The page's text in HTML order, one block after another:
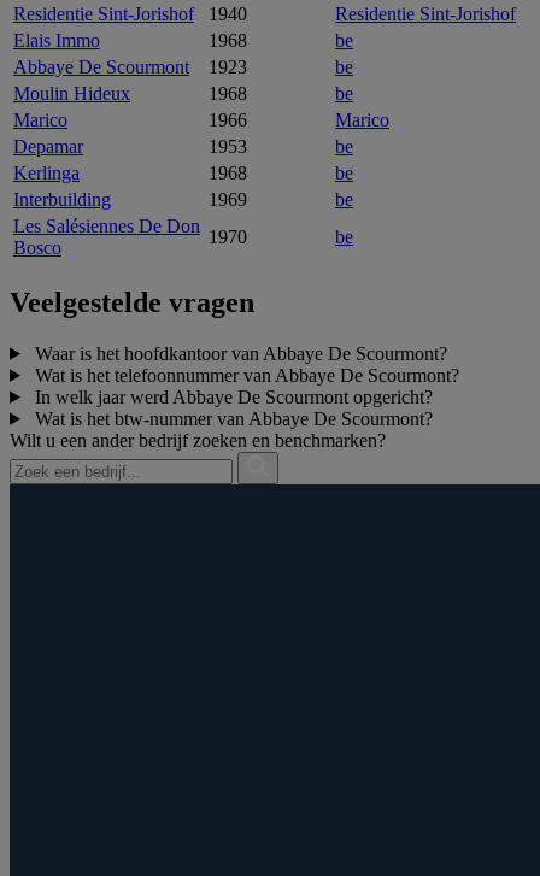
Residentie Sint-Jorishof
1940
Residentie Sint-Jorishof
Elais Immo
1968
be
Abbaye De Scourmont
1923
be
Moulin Hideux
1968
be
Marico
1966
Marico
Depamar
1953
be
Kerlinga
1968
be
Interbuilding
1969
be
Les Salésiennes De Don
Bosco
1970 be
Veelgestelde vragen
Waar is het hoofdkantoor van Abbaye De Scourmont?
Wat is het telefoonnummer van Abbaye De Scourmont?
In welk jaar werd Abbaye De Scourmont opgericht?
Wat is het btw‑nummer van Abbaye De Scourmont?
Wilt u een ander bedrijf zoeken en benchmarken?